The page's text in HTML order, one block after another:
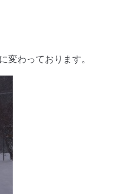
変わっております。